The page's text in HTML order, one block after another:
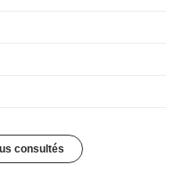
consultés